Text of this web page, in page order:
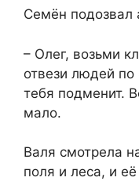
Семён подозвал
– Олег, возьми
отвези людей по
тебя подменит.
мало.
Валя смотрела
поля и леса, и